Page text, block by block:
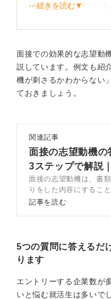
清掃業界が求めてい
時間が延びたなどの
接客で磨いた視点を
経験であることを引け
あなたが接客の最前
現場でも大きな強みに
0
⋯続きを読む▼
面接での効果的な志望動
説しています。例文も紹
機が刺さるかわからない
ておきましょう。
関連記事
面接の志望動機の
3ステップで解説
界別の例文20選
面接の志望動機は、書
りをした内容にするこ
す。面接で志望動機を答
ャリアコンサルタント
す。
記事を読む
5つの質問に答えるだ
ります
エントリーする企業数が
いと悩む就活生は多いで